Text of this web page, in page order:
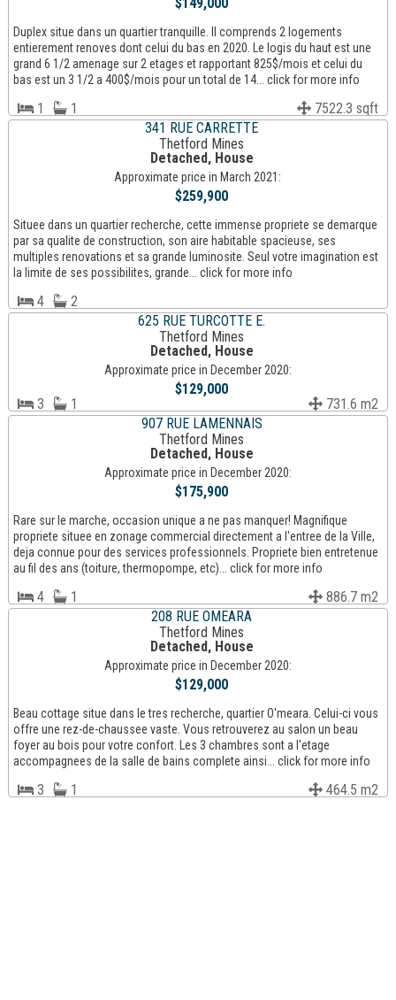
Duplex situe dans un quartier tranquille. Il comprends 2 logements
entierement renoves dont celui du bas en 2020. Le logis du haut est une
grand 6 1/2 amenage sur 2 etages et rapportant 825$/mois et celui du
bas est un 3 1/2 a 400$/mois pour un total de 14... click for more info
1 1
7522.3 sqft
341 RUE CARRETTE
Thetford Mines
Detached, House
Approximate price in March 2021:
$259,900
Situee dans un quartier recherche, cette immense propriete se demarque
par sa qualite de construction, son aire habitable spacieuse, ses
multiples renovations et sa grande luminosite. Seul votre imagination est
la limite de ses possibilites, grande... click for more info
4
2
625 RUE TURCOTTE E.
Thetford Mines
Detached, House
Approximate price in December 2020:
$129,000
3
1
731.6 m2
907 RUE LAMENNAIS
Thetford Mines
Detached, House
Approximate price in December 2020:
$175,900
Rare sur le marche, occasion unique a ne pas manquer! Magnifique
propriete situee en zonage commercial directement a l'entree de la Ville,
deja connue pour des services professionnels. Propriete bien entretenue
au fil des ans (toiture, thermopompe, etc)... click for more info
4 1
886.7 m2
208 RUE OMEARA
Thetford Mines
Detached, House
Approximate price in December 2020:
$129,000
Beau cottage situe dans le tres recherche, quartier O'meara. Celui-ci vous
offre une rez-de-chaussee vaste. Vous retrouverez au salon un beau
foyer au bois pour votre confort. Les 3 chambres sont a l'etage
accompagnees de la salle de bains complete ainsi... click for more info
3 1 464.5 m2